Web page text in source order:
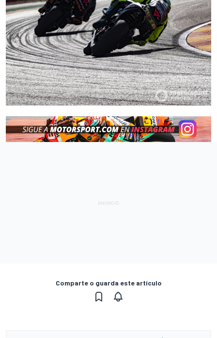
Comparte o guarda este artículo